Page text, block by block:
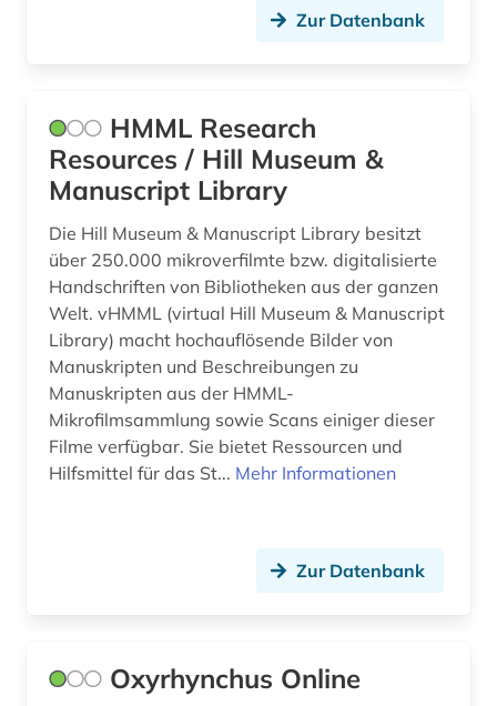
biblioteca de catalunya (1)
bibliothek (41)
bibliotheksbestand (4)
bibliotheksgeschichte (1)
bibliothekskatalog (7)
bibliothekskatalog plus (1)
bibliothekskataloge (1)
bibliothekssigel (1)
bibliothèque municipale (1)
bibliothèque royale albert i. (1)
Zur Datenbank
HMML Research
Resources / Hill Museum &
Manuscript Library
Die Hill Museum & Manuscript Library besitzt
über 250.000 mikroverfilmte bzw. digitalisierte
Handschriften von Bibliotheken aus der ganzen
Welt. vHMML (virtual Hill Museum & Manuscript
Library) macht hochauflösende Bilder von
Manuskripten und Beschreibungen zu
Manuskripten aus der HMML-
Mikrofilmsammlung sowie Scans einiger dieser
Filme verfügbar. Sie bietet Ressourcen und
Hilfsmittel für das St... Mehr Informationen
Zur Datenbank
Oxyrhynchus Online